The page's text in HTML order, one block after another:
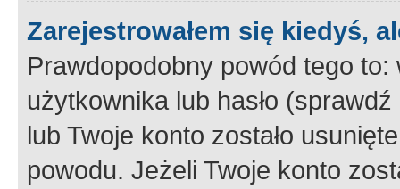
Zarejestrowałem się kiedyś,
Prawdopodobny powód tego to:
użytkownika lub hasło
lub Twoje konto zostało
powodu. Jeżeli Twoje konto